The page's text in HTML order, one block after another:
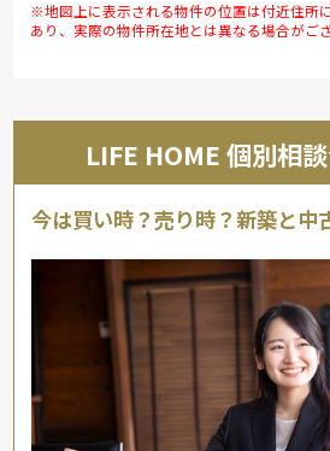
※地図上に表示される物件の位置は付近住所
あり、実際の物件所在地とは異なる場合がござ
LIFE HOME 個別相談
今は買い時？売り時？新築と中